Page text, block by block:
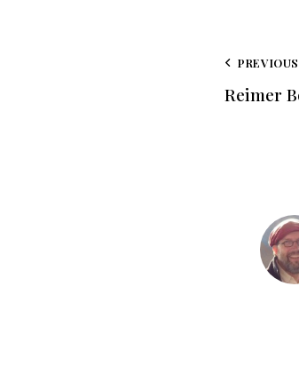
PREVIOUS
Reimer